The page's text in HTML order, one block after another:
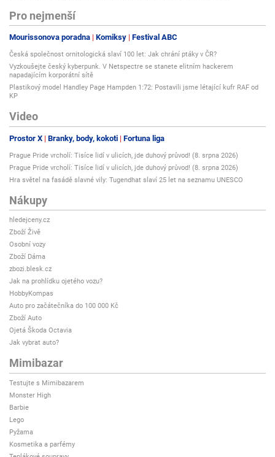
Pro nejmenší
Mourissonova poradna Komiksy Festival ABC
Česká společnost ornitologická slaví 100 let: Jak chrání ptáky v ČR?
Vyzkoušejte český kyberpunk. V Netspectre se stanete elitním hackerem
napadajícím korporátní sítě
Plastikový model Handley Page Hampden 1:72: Postavili jsme létající kufr RAF od
KP
Video
Prostor X Branky, body, kokoti Fortuna liga
Prague Pride vrcholí: Tisíce lidí v ulicích, jde duhový průvod! (8. srpna 2026)
Prague Pride vrcholí: Tisíce lidí v ulicích, jde duhový průvod! (8. srpna 2026)
Hra světel na fasádě slavné vily: Tugendhat slaví 25 let na seznamu UNESCO
Nákupy
hledejceny.cz
Zboží Živě
Osobní vozy
Zboží Dáma
zbozi.blesk.cz
Jak na prohlídku ojetého vozu?
HobbyKompas
Auto pro začátečníka do 100 000 Kč
Zboží Auto
Ojetá Škoda Octavia
Jak vybrat auto?
Mimibazar
Testujte s Mimibazarem
Monster High
Barbie
Lego
Pyžama
Kosmetika a parfémy